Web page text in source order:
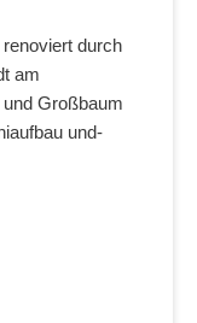
durch
am
Großbaum
und-